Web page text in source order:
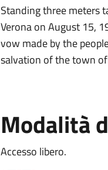
Standing three meters
Verona on August 15,
vow made by the
salvation of the town
Modalità
Accesso libero.